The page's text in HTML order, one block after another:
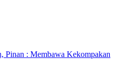
Pinan : Membawa Kekompakan